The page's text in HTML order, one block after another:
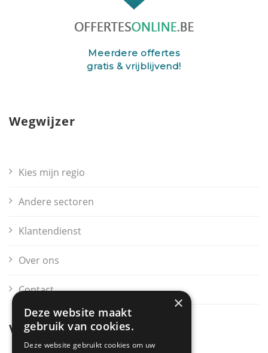
Meerdere offertes
gratis & vrijblijvend!
Wegwijzer
Kies mijn regio
Andere sectoren
Klantendienst
Over ons
Contact
Voor bedrijven
×
Deze website maakt
gebruik van cookies.
Deze website gebruikt cookies om uw